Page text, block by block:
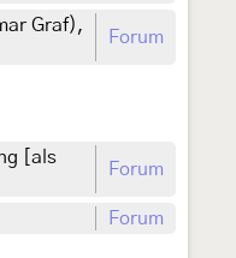
Graf),
Forum
[als
Forum
Forum